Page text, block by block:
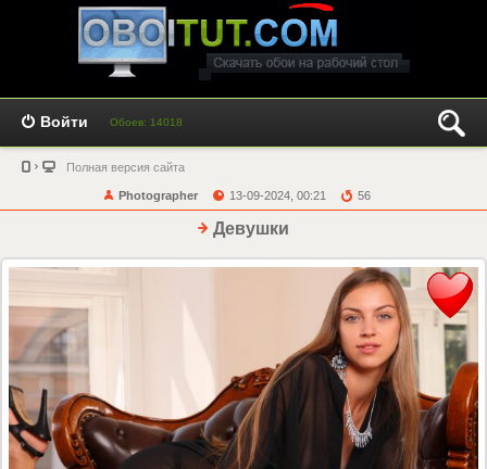
Войти Обоев: 14018
Полная версия сайта
Photographer 13-09-2024, 00:21 56
Девушки